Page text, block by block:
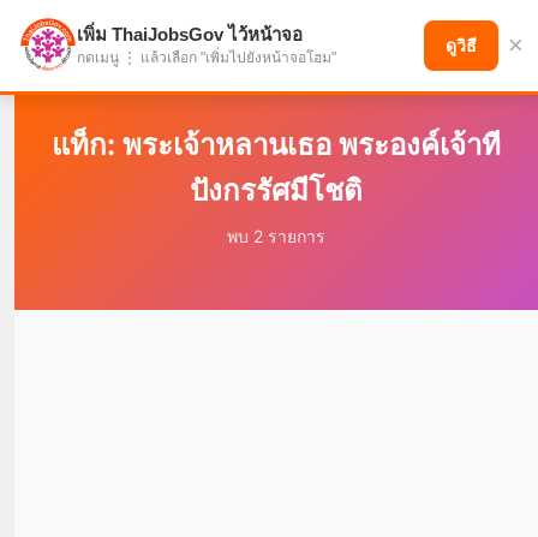
แบ่งปันโอกาส เพื่ออนาคตที่ก้าวหน้า
แท็ก: พระเจ้าหลานเธอ พระองค์เจ้าที
ปังกรรัศมีโชติ
พบ 2 รายการ
เพิ่ม ThaiJobsGov ไว้หน้าจอ
กดเมนู ⋮ แล้วเลือก "เพิ่มไปยังหน้าจอโฮม"
ดูวิธี ×